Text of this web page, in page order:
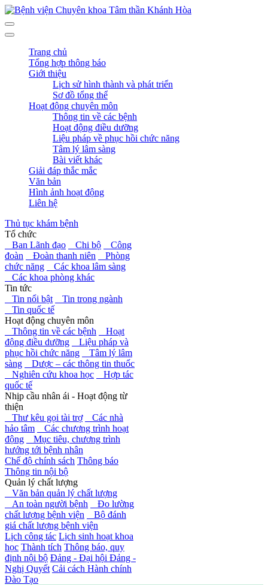
Trang chủ
Tổng hợp thông báo
Giới thiệu
Lịch sử hình thành và phát triển
Sơ đồ tổng thể
Hoạt động chuyên môn
Thông tin về các bệnh
Hoạt động điều dưỡng
Liệu pháp về phục hồi chức năng
Tâm lý lâm sàng
Bài viết khác
Giải đáp thắc mắc
Văn bản
Hình ảnh hoạt động
Liên hệ
Thủ tục khám bệnh
Tổ chức
Ban Lãnh đạo
Chi bộ
Công
đoàn
Đoàn thanh niên
Phòng
chức năng
Các khoa lâm sàng
Các khoa phòng khác
Tin tức
Tin nổi bật
Tin trong ngành
Tin quốc tế
Hoạt động chuyên môn
Thông tin về các bệnh
Hoạt
động điều dưỡng
Liệu pháp và
phục hồi chức năng
Tâm lý lâm
sàng
Dược – các thông tin thuốc
Nghiên cứu khoa học
Hợp tác
quốc tế
Nhịp cầu nhân ái - Hoạt động từ
thiện
Thư kêu gọi tài trợ
Các nhà
hảo tâm
Các chương trình hoạt
động
Mục tiêu, chương trình
hướng tới bệnh nhân
Chế độ chính sách Thông báo
Thông tin nội bộ
Quản lý chất lượng
Văn bản quản lý chất lượng
An toàn người bệnh
Đo lường
chất lượng bệnh viện
Bộ đánh
giá chất lượng bệnh viện
Lịch công tác Lịch sinh hoạt khoa
học Thành tích Thông báo, quy
định nội bộ Đảng - Đại hội Đảng -
Nghị Quyết Cải cách Hành chính
Đào Tạo